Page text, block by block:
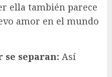
ella también parece
amor en el mundo
se separan: Así